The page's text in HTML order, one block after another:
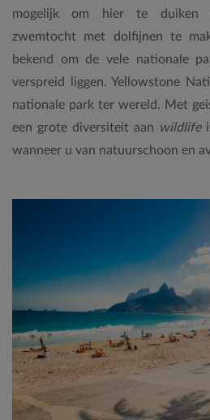
mogelijk om hier te duiken
zwemtocht met dolfijnen te
bekend om de vele nationale
verspreid liggen. Yellowstone
nationale park ter wereld. Met
een grote diversiteit aan wildlife
wanneer u van natuurschoon en